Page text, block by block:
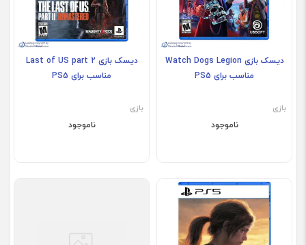
دیسک بازی Watch Dogs Legion
مناسب برای PS5
بازی
ناموجود
دیسک بازی Last of US part 2
مناسب برای PS5
بازی
ناموجود